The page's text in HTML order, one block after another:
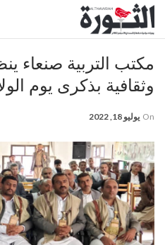
مكتب التربية صنعاء
وثقافية بذكرى يوم
On يوليو 18, 2022